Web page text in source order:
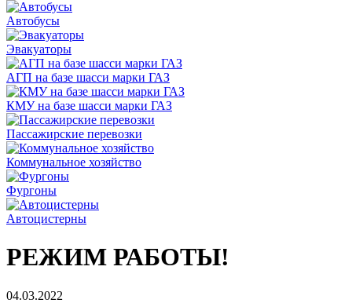
Автобусы
Эвакуаторы
АГП на базе шасси марки ГАЗ
КМУ на базе шасси марки ГАЗ
Пассажирские перевозки
Коммунальное хозяйство
Фургоны
Автоцистерны
РЕЖИМ РАБОТЫ!
04.03.2022